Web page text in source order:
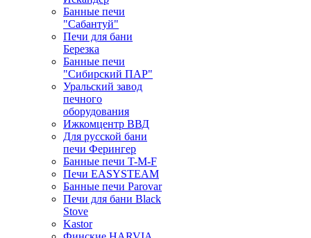
Банные печи
"Сабантуй"
Печи для бани
Березка
Банные печи
"Сибирский ПАР"
Уральский завод
печного
оборудования
Ижкомцентр ВВД
Для русской бани
печи Ферингер
Банные печи T-M-F
Печи EASYSTEAM
Банные печи Parovar
Печи для бани Black
Stove
Kastor